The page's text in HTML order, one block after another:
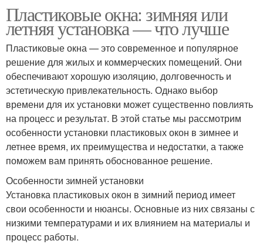
Пластиковые окна: зимняя или
летняя установка — что лучше
Пластиковые окна — это современное и популярное
решение для жилых и коммерческих помещений. Они
обеспечивают хорошую изоляцию, долговечность и
эстетическую привлекательность. Однако выбор
времени для их установки может существенно повлиять
на процесс и результат. В этой статье мы рассмотрим
особенности установки пластиковых окон в зимнее и
летнее время, их преимущества и недостатки, а также
поможем вам принять обоснованное решение.
Особенности зимней установки
Установка пластиковых окон в зимний период имеет
свои особенности и нюансы. Основные из них связаны с
низкими температурами и их влиянием на материалы и
процесс работы.